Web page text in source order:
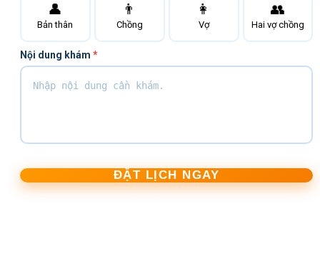
👤
Bản thân
👨
Chồng
👩
Vợ
👥
Hai vợ chồng
Nội dung khám *
ĐẶT LỊCH NGAY